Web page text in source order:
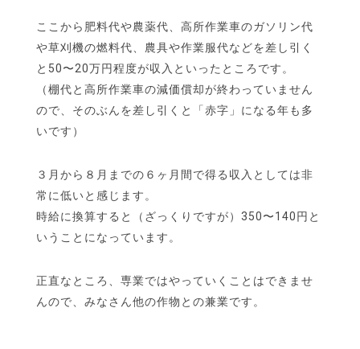
ここから肥料代や農薬代、高所作業車のガソリン代
や草刈機の燃料代、農具や作業服代などを差し引く
と50〜20万円程度が収入といったところです。
（棚代と高所作業車の減価償却が終わっていません
ので、そのぶんを差し引くと「赤字」になる年も多
いです）
３月から８月までの６ヶ月間で得る収入としては非
常に低いと感じます。
時給に換算すると（ざっくりですが）350〜140円と
いうことになっています。
正直なところ、専業ではやっていくことはできませ
んので、みなさん他の作物との兼業です。